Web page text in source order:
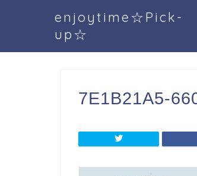
enjoytime☆Pick-
up☆
7E1B21A5-